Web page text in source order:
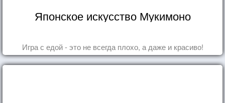
Японское искусство Мукимоно
Игра с едой - это не всегда плохо, а даже и красиво!